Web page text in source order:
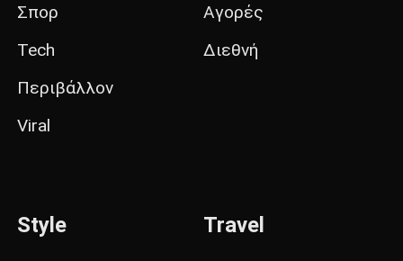
Σπορ
Tech
Περιβάλλον
Viral
Αγορές
Διεθνή
Style Travel